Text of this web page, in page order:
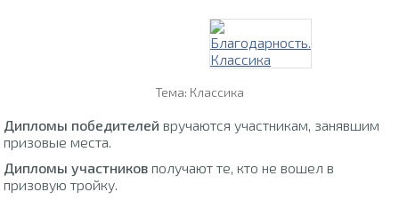
Тема: Классика
Дипломы победителей вручаются участникам, занявшим
призовые места.
Дипломы участников получают те, кто не вошел в
призовую тройку.